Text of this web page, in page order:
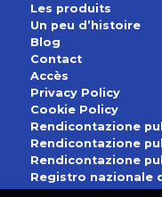
Les produits
Un peu d’histoire
Blog
Contact
Accès
Privacy Policy
Cookie Policy
Rendicontazione
Rendicontazione
Rendicontazione
Registro nazionale